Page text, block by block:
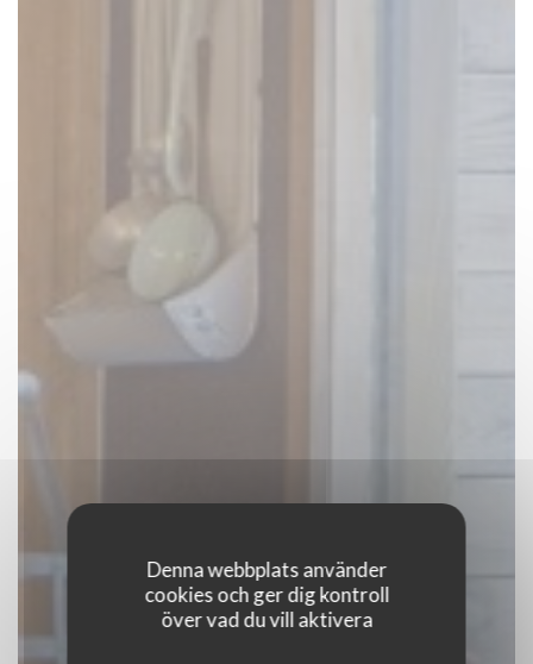
Denna webbplats använder
cookies och ger dig kontroll
över vad du vill aktivera
La Baguernette by
ISNOR